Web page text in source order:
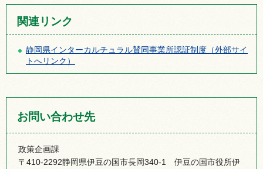
関連リンク
静岡県インターカルチュラル賛同事業所認証制度（外部サイ
トへリンク）
お問い合わせ先
政策企画課
〒410-2292静岡県伊豆の国市長岡340-1 伊豆の国市役所伊